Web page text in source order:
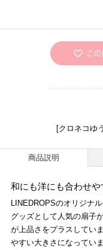
[クロネコゆ
商品説明
和にも洋にも合わせ
LINEDROPSのオリジナ
グッズとして人気の扇子
が上品さをプラスしてい
やすい大きさになっていま